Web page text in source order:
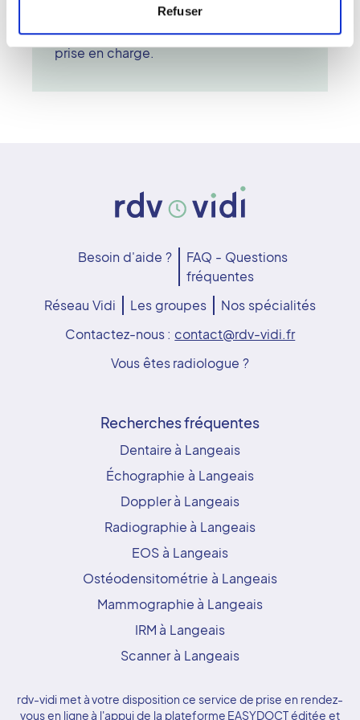
Refuser
enceintes. Il est important de signaler
que vous êtes dans ce cas lors de votre
prise en charge.
Besoin d'aide ?
FAQ - Questions
fréquentes
Réseau Vidi
Les groupes
Nos spécialités
Contactez-nous : contact@rdv-vidi.fr
Vous êtes radiologue ?
Recherches fréquentes
Dentaire à Langeais
Échographie à Langeais
Doppler à Langeais
Radiographie à Langeais
EOS à Langeais
Ostéodensitométrie à Langeais
Mammographie à Langeais
IRM à Langeais
Scanner à Langeais
rdv-vidi met à votre disposition ce service de prise en rendez-
vous en ligne à l'appui de la plateforme EASYDOCT éditée et